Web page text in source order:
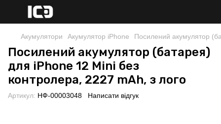
Акумулятори Акумулятор iPhone Посилений акумулятор
Посилений акумулятор (батарея)
для iPhone 12 Mini без
контролера, 2227 mAh, з лого
Артикул: НФ-00003048 Написати відгук